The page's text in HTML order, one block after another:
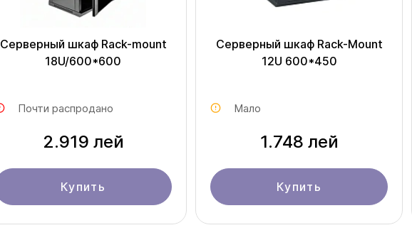
Серверный шкаф Rack-mount
18U/600*600
Почти распродано
2.919 лей
Купить
Серверный шкаф Rack-Mount
12U 600*450
Мало
1.748 лей
Купить